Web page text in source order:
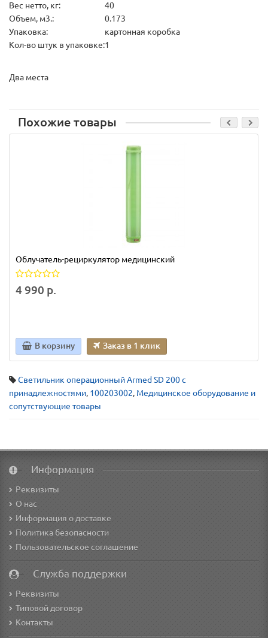
Вес нетто, кг:
40
Объем, м3.:
0.173
Упаковка:
картонная коробка
Кол-во штук в упаковке:1
Два места
Похожие товары
Облучатель-рециркулятор медицинский
4 990 р.
В корзину Заказ в 1 клик
Светильник операционный Armed SD 200 с
принадлежностями, 100203002, Медицинское оборудование и
сопутствующие товары
Информация
Реквизиты
О нас
Информация о доставке
Политика безопасности
Пользовательское соглашение
Служба поддержки
Реквизиты
Типовой договор
Контакты